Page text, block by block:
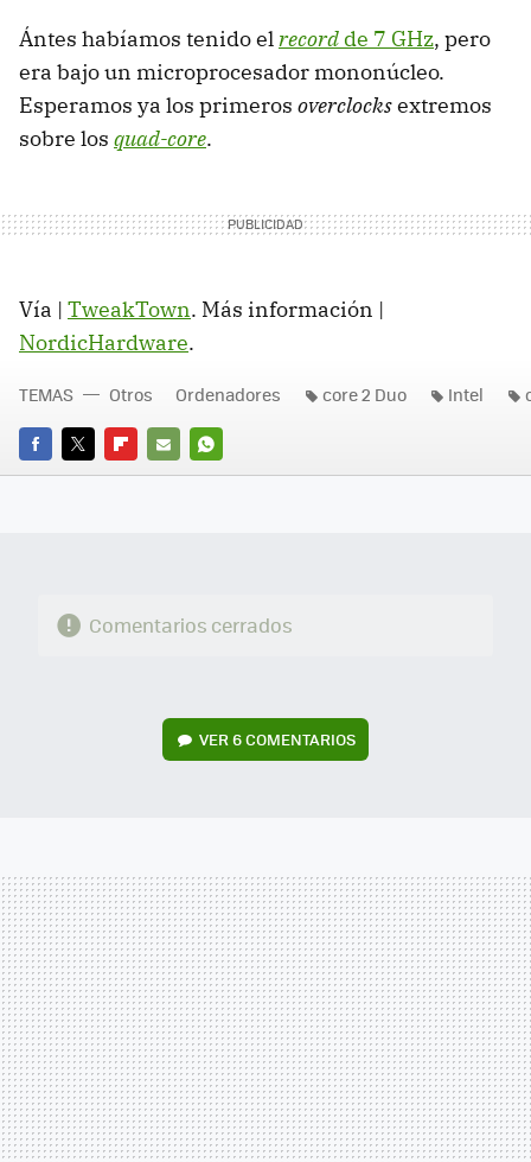
Ántes habíamos tenido elrecord de 7 GHz, pero
era bajo un microprocesador mononúcleo.
Esperamos ya los primeros overclocksextremos
sobre los quad-core.
Vía | TweakTown. Más información |
NordicHardware.
FACEBOOK
TWITTERFLIPBOARD
E-
WHATSAPP
TEMAS Otros Ordenadores core 2 Duo Intel
Comentarios cerrados
VER6 COMENTARIOS